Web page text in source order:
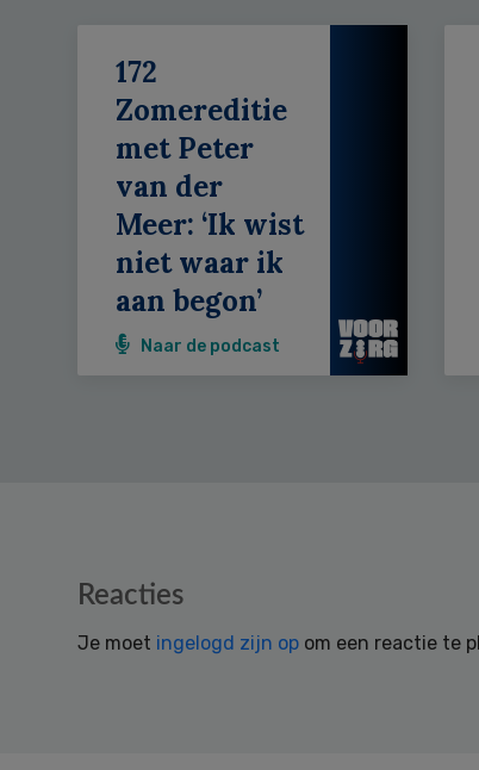
172
Zomereditie
met Peter
van der
Meer: ‘Ik wist
niet waar ik
aan begon’
Naar de podcast
Reacties
Je moet ingelogd zijn op om een reactie te